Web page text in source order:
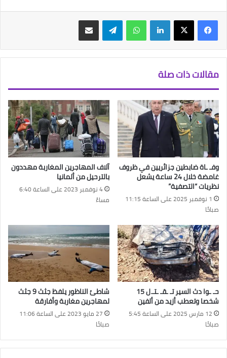
فيسبوك‫X لينكدإن واتساب تيلقرام مشاركة عبر البريد
مقالات ذات صلة
وفـ ـاة ضابطين جزائريين في ظروف
غامضة خلال 24 ساعة يشعل
نظريات “التصفية”
1 نوفمبر 2025 على الساعة 11:15
صباحًا
آلاف المهاجرين المغاربة مهددون
بالترحيل من ألمانيا
4 نوفمبر 2023 على الساعة 6:40
مساءً
حـ ـوا دث السير تـ ـقـ ـتـ.ل 15
شخصا وتعطب أزيد من ألفين
12 مارس 2025 على الساعة 5:45
صباحًا
شاطئ الناظور يلفظ جثث 9 جثث
لمهاجرين مغاربة وأفارقة
27 مايو 2023 على الساعة 11:06
صباحًا